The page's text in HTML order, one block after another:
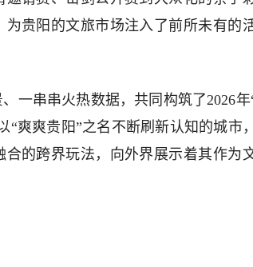
贵阳的文旅市场注入了前所未有的
一串串火热数据，共同构筑了2026年
“爽爽贵阳”之名不断刷新认知的城市
的跨界玩法，向外界展示着其作为